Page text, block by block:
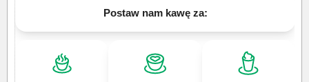
Postaw nam kawę za: